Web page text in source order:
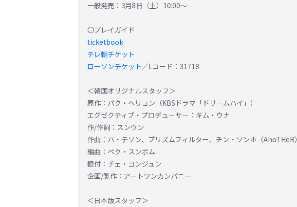
一般発売：3月8日（土）10:00～
〇プレイガイド
ticketbook
テレ朝チケット
ローソンチケット／Lコード：31718
＜韓国オリジナルスタッフ＞
原作：パク・ヘリョン（KBSドラマ「ドリームハイ」）
エグゼクティブ・プロデューサー：キム・ウナ
作/作詞：スンウン
作曲：ハ・テソン、プリズムフィルター、チン・ソンホ（AnoTHeR）
編曲：ペク・スンボム
振付：チェ・ヨンジュン
企画/製作：アートワンカンパニー
＜日本版スタッフ＞